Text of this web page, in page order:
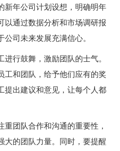
新年公司计划设想，明确明年
以通过数据分析和市场调研报
司未来发展充满信心。
行鼓舞，激励团队的士气。
工和团队，给予他们应有的奖
提出建议和意见，让每个人都
团队合作和沟通的重要性，
大的团队力量。同时，要提醒